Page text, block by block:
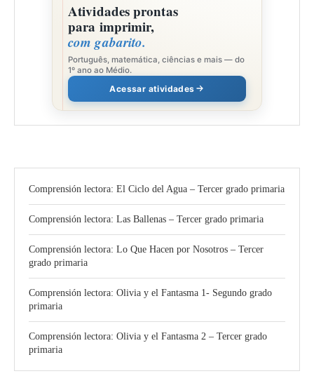
Atividades prontas
para imprimir,
com gabarito.
Português, matemática, ciências e mais — do
1º ano ao Médio.
Acessar atividades
Comprensión lectora: El Ciclo del Agua – Tercer grado primaria
Comprensión lectora: Las Ballenas – Tercer grado primaria
Comprensión lectora: Lo Que Hacen por Nosotros – Tercer
grado primaria
Comprensión lectora: Olivia y el Fantasma 1- Segundo grado
primaria
Comprensión lectora: Olivia y el Fantasma 2 – Tercer grado
primaria